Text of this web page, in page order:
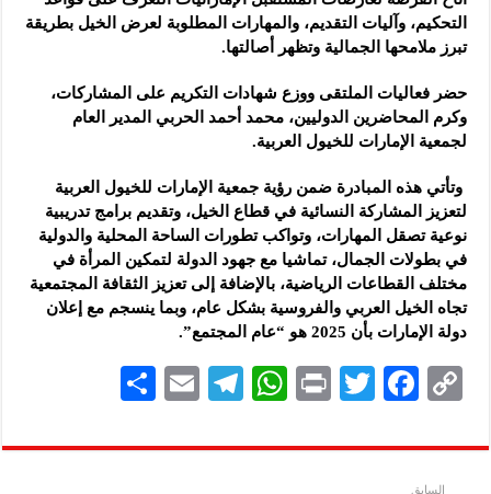
التحكيم، وآليات التقديم، والمهارات المطلوبة لعرض الخيل بطريقة
تبرز ملامحها الجمالية وتظهر أصالتها.
حضر فعاليات الملتقى ووزع شهادات التكريم على المشاركات،
وكرم المحاضرين الدوليين، محمد أحمد الحربي المدير العام
لجمعية الإمارات للخيول العربية.
وتأتي هذه المبادرة ضمن رؤية جمعية الإمارات للخيول العربية
لتعزيز المشاركة النسائية في قطاع الخيل، وتقديم برامج تدريبية
نوعية تصقل المهارات، وتواكب تطورات الساحة المحلية والدولية
في بطولات الجمال، تماشيا مع جهود الدولة لتمكين المرأة في
مختلف القطاعات الرياضية، بالإضافة إلى تعزيز الثقافة المجتمعية
تجاه الخيل العربي والفروسية بشكل عام، وبما ينسجم مع إعلان
دولة الإمارات بأن 2025 هو “عام المجتمع”.
C
p
F
eb
T
tt
P
nt
W
at
Te
gr
E
ai
ar
السابق